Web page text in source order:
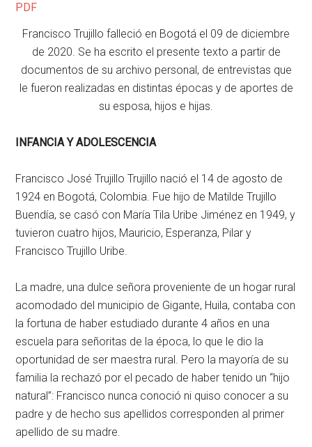
PDF
Francisco Trujillo falleció en Bogotá el 09 de diciembre
de 2020. Se ha escrito el presente texto a partir de
documentos de su archivo personal, de entrevistas que
le fueron realizadas en distintas épocas y de aportes de
su esposa, hijos e hijas.
INFANCIA Y ADOLESCENCIA
Francisco José Trujillo Trujillo nació el 14 de agosto de
1924 en Bogotá, Colombia. Fue hijo de Matilde Trujillo
Buendía, se casó con María Tila Uribe Jiménez en 1949, y
tuvieron cuatro hijos, Mauricio, Esperanza, Pilar y
Francisco Trujillo Uribe.
La madre, una dulce señora proveniente de un hogar rural
acomodado del municipio de Gigante, Huila, contaba con
la fortuna de haber estudiado durante 4 años en una
escuela para señoritas de la época, lo que le dio la
oportunidad de ser maestra rural. Pero la mayoría de su
familia la rechazó por el pecado de haber tenido un “hijo
natural”: Francisco nunca conoció ni quiso conocer a su
padre y de hecho sus apellidos corresponden al primer
apellido de su madre.